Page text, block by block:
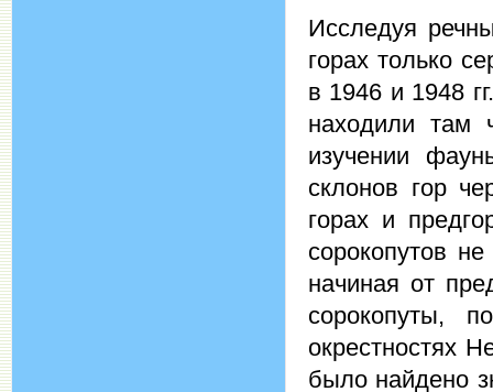
Исследуя
горах только
в 1946 и 1948
находили там
изучении
склонов гор
горах и
сорокопутов
начиная от
сорокопуты,
окрестностях
было найдено